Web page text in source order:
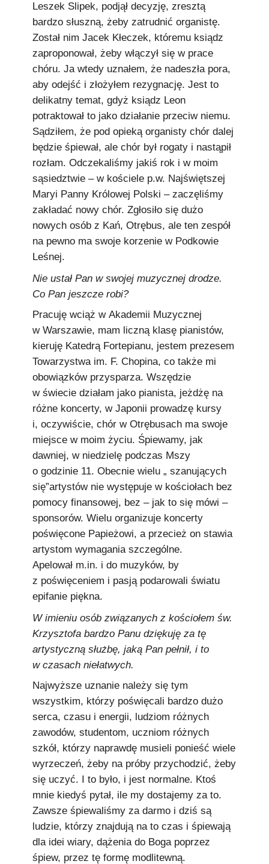
Leszek Slipek, podjął decyzję, zresztą
bardzo słuszną, żeby zatrudnić organistę.
Został nim Jacek Kłeczek, któremu ksiądz
zaproponował, żeby włączył się w prace
chóru. Ja wtedy uznałem, że nadeszła pora,
aby odejść i złożyłem rezygnację. Jest to
delikatny temat, gdyż ksiądz Leon
potraktował to jako działanie przeciw niemu.
Sądziłem, że pod opieką organisty chór dalej
będzie śpiewał, ale chór był rogaty i nastąpił
rozłam. Odczekaliśmy jakiś rok i w moim
sąsiedztwie – w kościele p.w. Najświętszej
Maryi Panny Królowej Polski – zaczęliśmy
zakładać nowy chór. Zgłosiło się dużo
nowych osób z Kań, Otrębus, ale ten zespół
na pewno ma swoje korzenie w Podkowie
Leśnej.
Nie ustał Pan w swojej muzycznej drodze.
Co Pan jeszcze robi?
Pracuję wciąż w Akademii Muzycznej
w Warszawie, mam liczną klasę pianistów,
kieruję Katedrą Fortepianu, jestem prezesem
Towarzystwa im. F. Chopina, co także mi
obowiązków przysparza. Wszędzie
w świecie działam jako pianista, jeżdżę na
różne koncerty, w Japonii prowadzę kursy
i, oczywiście, chór w Otrębusach ma swoje
miejsce w moim życiu. Śpiewamy, jak
dawniej, w niedzielę podczas Mszy
o godzinie 11. Obecnie wielu „ szanujących
się”artystów nie występuje w kościołach bez
pomocy finansowej, bez – jak to się mówi –
sponsorów. Wielu organizuje koncerty
poświęcone Papieżowi, a przecież on stawia
artystom wymagania szczególne.
Apelował m.in. i do muzyków, by
z poświęceniem i pasją podarowali światu
epifanie piękna.
W imieniu osób związanych z kościołem św.
Krzysztofa bardzo Panu dziękuję za tę
artystyczną służbę, jaką Pan pełnił, i to
w czasach niełatwych.
Najwyższe uznanie należy się tym
wszystkim, którzy poświęcali bardzo dużo
serca, czasu i energii, ludziom różnych
zawodów, studentom, uczniom różnych
szkół, którzy naprawdę musieli ponieść wiele
wyrzeczeń, żeby na próby przychodzić, żeby
się uczyć. I to było, i jest normalne. Ktoś
mnie kiedyś pytał, ile my dostajemy za to.
Zawsze śpiewaliśmy za darmo i dziś są
ludzie, którzy znajdują na to czas i śpiewają
dla idei wiary, dążenia do Boga poprzez
śpiew, przez tę formę modlitewną.